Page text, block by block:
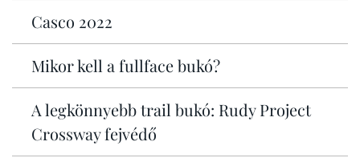
Casco 2022
Mikor kell a fullface bukó?
A legkönnyebb trail bukó: Rudy Project
Crossway fejvédő